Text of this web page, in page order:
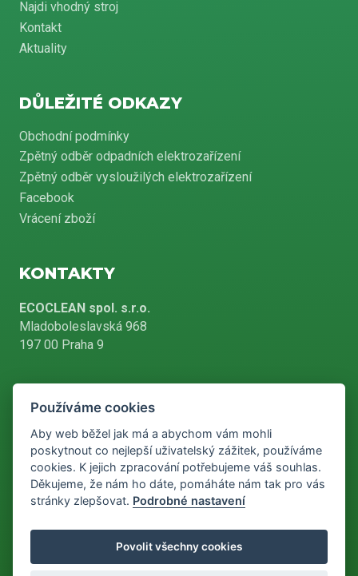
Najdi vhodný stroj
Kontakt
Aktuality
DŮLEŽITÉ ODKAZY
Obchodní podmínky
Zpětný odběr odpadních elektrozařízení
Zpětný odběr vysloužilých elektrozařízení
Facebook
Vrácení zboží
KONTAKTY
ECOCLEAN spol. s.r.o.
Mladoboleslavská 968
197 00 Praha 9
+420 226 804 900
info@ecoclean-praha.cz
Podle zákona o evidenci tržeb je prodávající povinen vystavit
kupujícímu účtenku. Zároveň je povinen zaevidovat přijatou tržbu u
správce daně online, v případě technického výpadku pak nejpozději
Používáme cookies
Aby web běžel jak má a abychom vám mohli
poskytnout co nejlepší uživatelský zážitek, používáme
cookies. K jejich zpracování potřebujeme váš souhlas.
Děkujeme, že nám ho dáte, pomáháte nám tak pro vás
stránky zlepšovat. Podrobné nastavení
Povolit všechny cookies